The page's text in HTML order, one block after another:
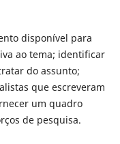
disponível para
ao tema; identificar
do assunto;
que escreveram
um quadro
de pesquisa.